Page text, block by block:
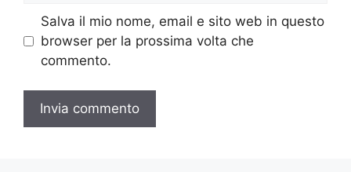
Salva il mio nome, email e sito web in questo
browser per la prossima volta che
commento.